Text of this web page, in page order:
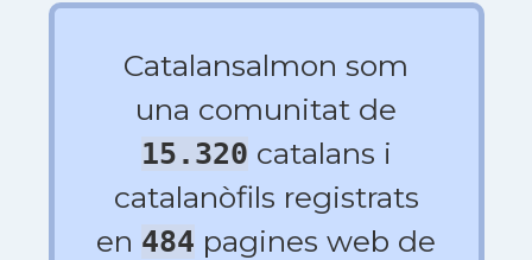
Catalansalmon som
una comunitat de
15.320 catalans i
catalanòfils registrats
en 484 pagines web de